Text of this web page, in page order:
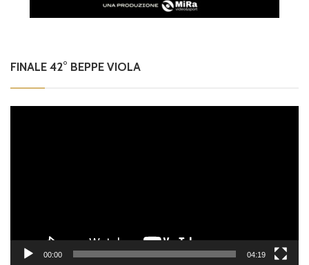
FINALE 42° BEPPE VIOLA
00:00 04:19